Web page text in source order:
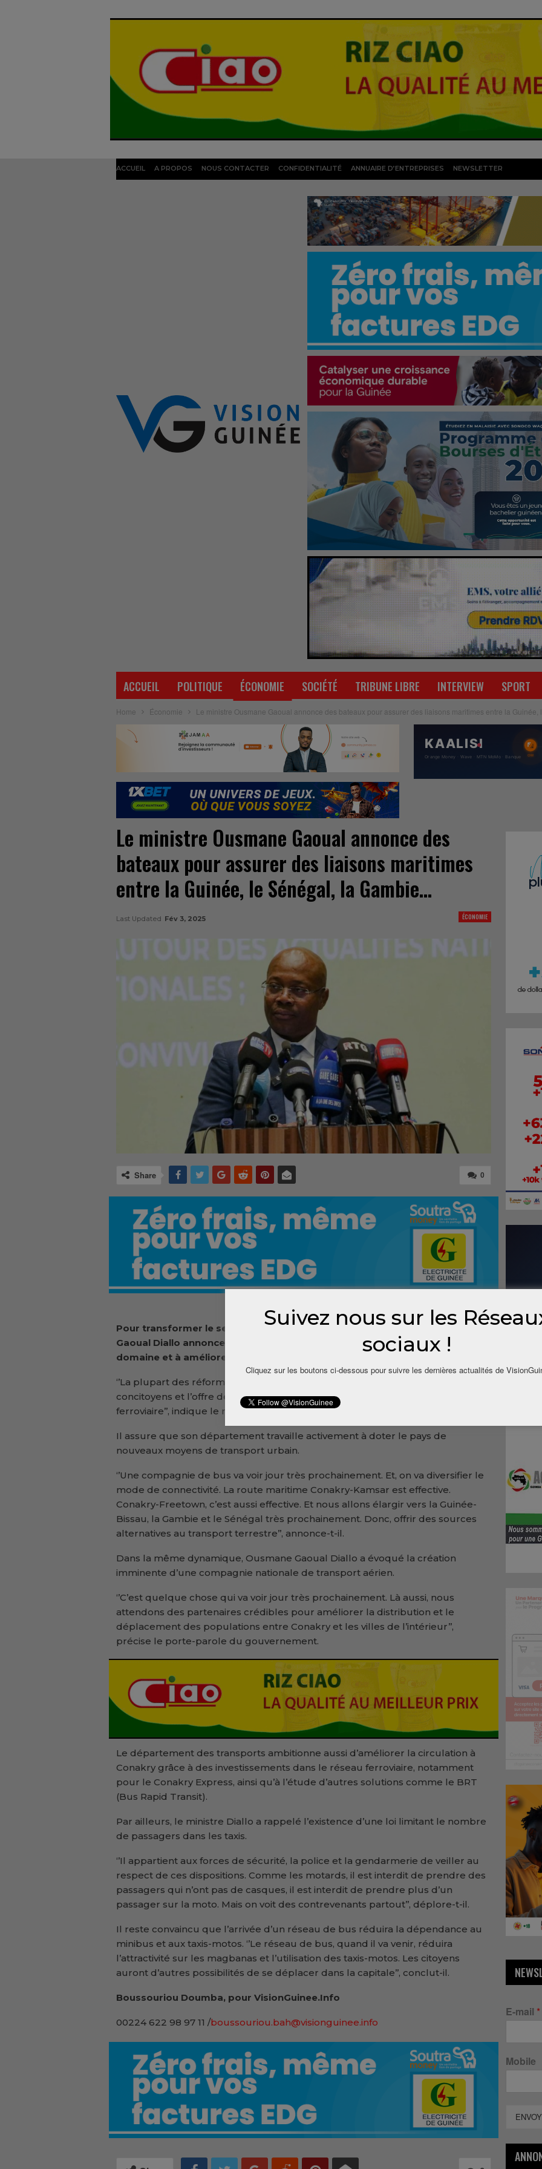
ACCUEIL A PROPOS NOUS CONTACTER CONFIDENTIALITÉ ANNUAIRE D’ENTREPRISES NEWSLETTER
ACCUEIL POLITIQUE ÉCONOMIE SOCIÉTÉ TRIBUNE LIBRE INTERVIEW SPORT
Home Économie Le ministre Ousmane Gaoual annonce des bateaux pour assurer des liaisons maritimes entre la
Le ministre Ousmane Gaoual annonce des
bateaux pour assurer des liaisons maritimes
entre la Guinée, le Sénégal, la Gambie…
ÉCONOMIE
Last Updated Fév 3, 2025
0
Share
Pour transformer le secteur des transports en Guinée, le ministre Ousmane
Gaoual Diallo annonce de nouvelles mesures visant à moderniser le
domaine et à améliorer la mobilité des guinéens.
‘’La plupart des réformes concernent l’amélioration de la mobilité de nos
concitoyens et l’offre de service dans le secteur de transports aérien, terrestre,
ferroviaire’’, indique le ministre des transports.
Il assure que son département travaille activement à doter le pays de
nouveaux moyens de transport urbain.
‘’Une compagnie de bus va voir jour très prochainement. Et, on va diversifier le
mode de connectivité. La route maritime Conakry-Kamsar est effective.
Conakry-Freetown, c’est aussi effective. Et nous allons élargir vers la Guinée-
Bissau, la Gambie et le Sénégal très prochainement. Donc, offrir des sources
alternatives au transport terrestre’’, annonce-t-il.
Dans la même dynamique, Ousmane Gaoual Diallo a évoqué la création
imminente d’une compagnie nationale de transport aérien.
‘’C’est quelque chose qui va voir jour très prochainement. Là aussi, nous
attendons des partenaires crédibles pour améliorer la distribution et le
déplacement des populations entre Conakry et les villes de l’intérieur’’,
précise le porte-parole du gouvernement.
Le département des transports ambitionne aussi d’améliorer la circulation à
Conakry grâce à des investissements dans le réseau ferroviaire, notamment
pour le Conakry Express, ainsi qu’à l’étude d’autres solutions comme le BRT
(Bus Rapid Transit).
Par ailleurs, le ministre Diallo a rappelé l’existence d’une loi limitant le nombre
de passagers dans les taxis.
‘’Il appartient aux forces de sécurité, la police et la gendarmerie de veiller au
respect de ces dispositions. Comme les motards, il est interdit de prendre des
passagers qui n’ont pas de casques, il est interdit de prendre plus d’un
passager sur la moto. Mais on voit des contrevenants partout’’, déplore-t-il.
Il reste convaincu que l’arrivée d’un réseau de bus réduira la dépendance au
minibus et aux taxis-motos. ‘’Le réseau de bus, quand il va venir, réduira
l’attractivité sur les magbanas et l’utilisation des taxis-motos. Les citoyens
auront d’autres possibilités de se déplacer dans la capitale’’, conclut-il.
Boussouriou Doumba, pour VisionGuinee.Info
00224 622 98 97 11 /boussouriou.bah@visionguinee.info
E-mail *
Mobile
Suivez nous sur les
sociaux !
Cliquez sur les boutons ci-dessous pour suivre les dernières actualités de